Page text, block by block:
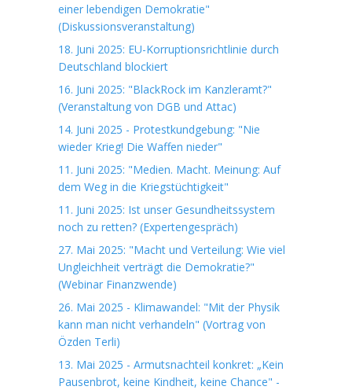
einer lebendigen Demokratie"
(Diskussionsveranstaltung)
18. Juni 2025: EU-Korruptionsrichtlinie durch
Deutschland blockiert
16. Juni 2025: "BlackRock im Kanzleramt?"
(Veranstaltung von DGB und Attac)
14. Juni 2025 - Protestkundgebung: "Nie
wieder Krieg! Die Waffen nieder"
11. Juni 2025: "Medien. Macht. Meinung: Auf
dem Weg in die Kriegstüchtigkeit"
11. Juni 2025: Ist unser Gesundheitssystem
noch zu retten? (Expertengespräch)
27. Mai 2025: "Macht und Verteilung: Wie viel
Ungleichheit verträgt die Demokratie?"
(Webinar Finanzwende)
26. Mai 2025 - Klimawandel: "Mit der Physik
kann man nicht verhandeln" (Vortrag von
Özden Terli)
13. Mai 2025 - Armutsnachteil konkret: „Kein
Pausenbrot, keine Kindheit, keine Chance" -